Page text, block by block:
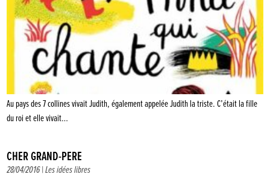
Au pays des 7 collines vivait Judith, également appelée Judith la triste. C’était la fille
du roi et elle vivait…
CHER GRAND-PÈRE
28/04/2016 |Les idées libres